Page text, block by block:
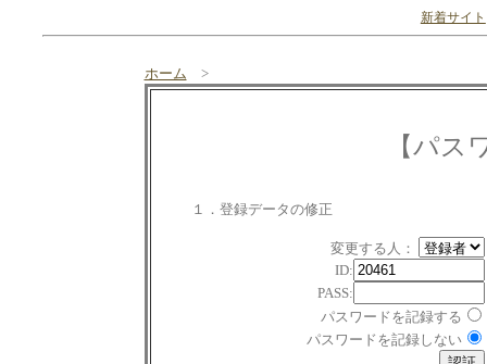
新着サイト
ホーム >
【パス
１．登録データの修正
変更する人：
ID:
PASS:
パスワードを記録する
パスワードを記録しない